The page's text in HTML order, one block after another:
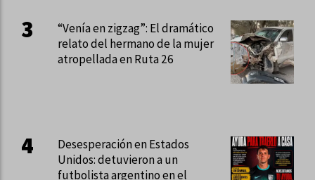
“Venía en zigzag”: El dramático
relato del hermano de la mujer
atropellada en Ruta 26
Desesperación en Estados
Unidos: detuvieron a un
futbolista argentino en el